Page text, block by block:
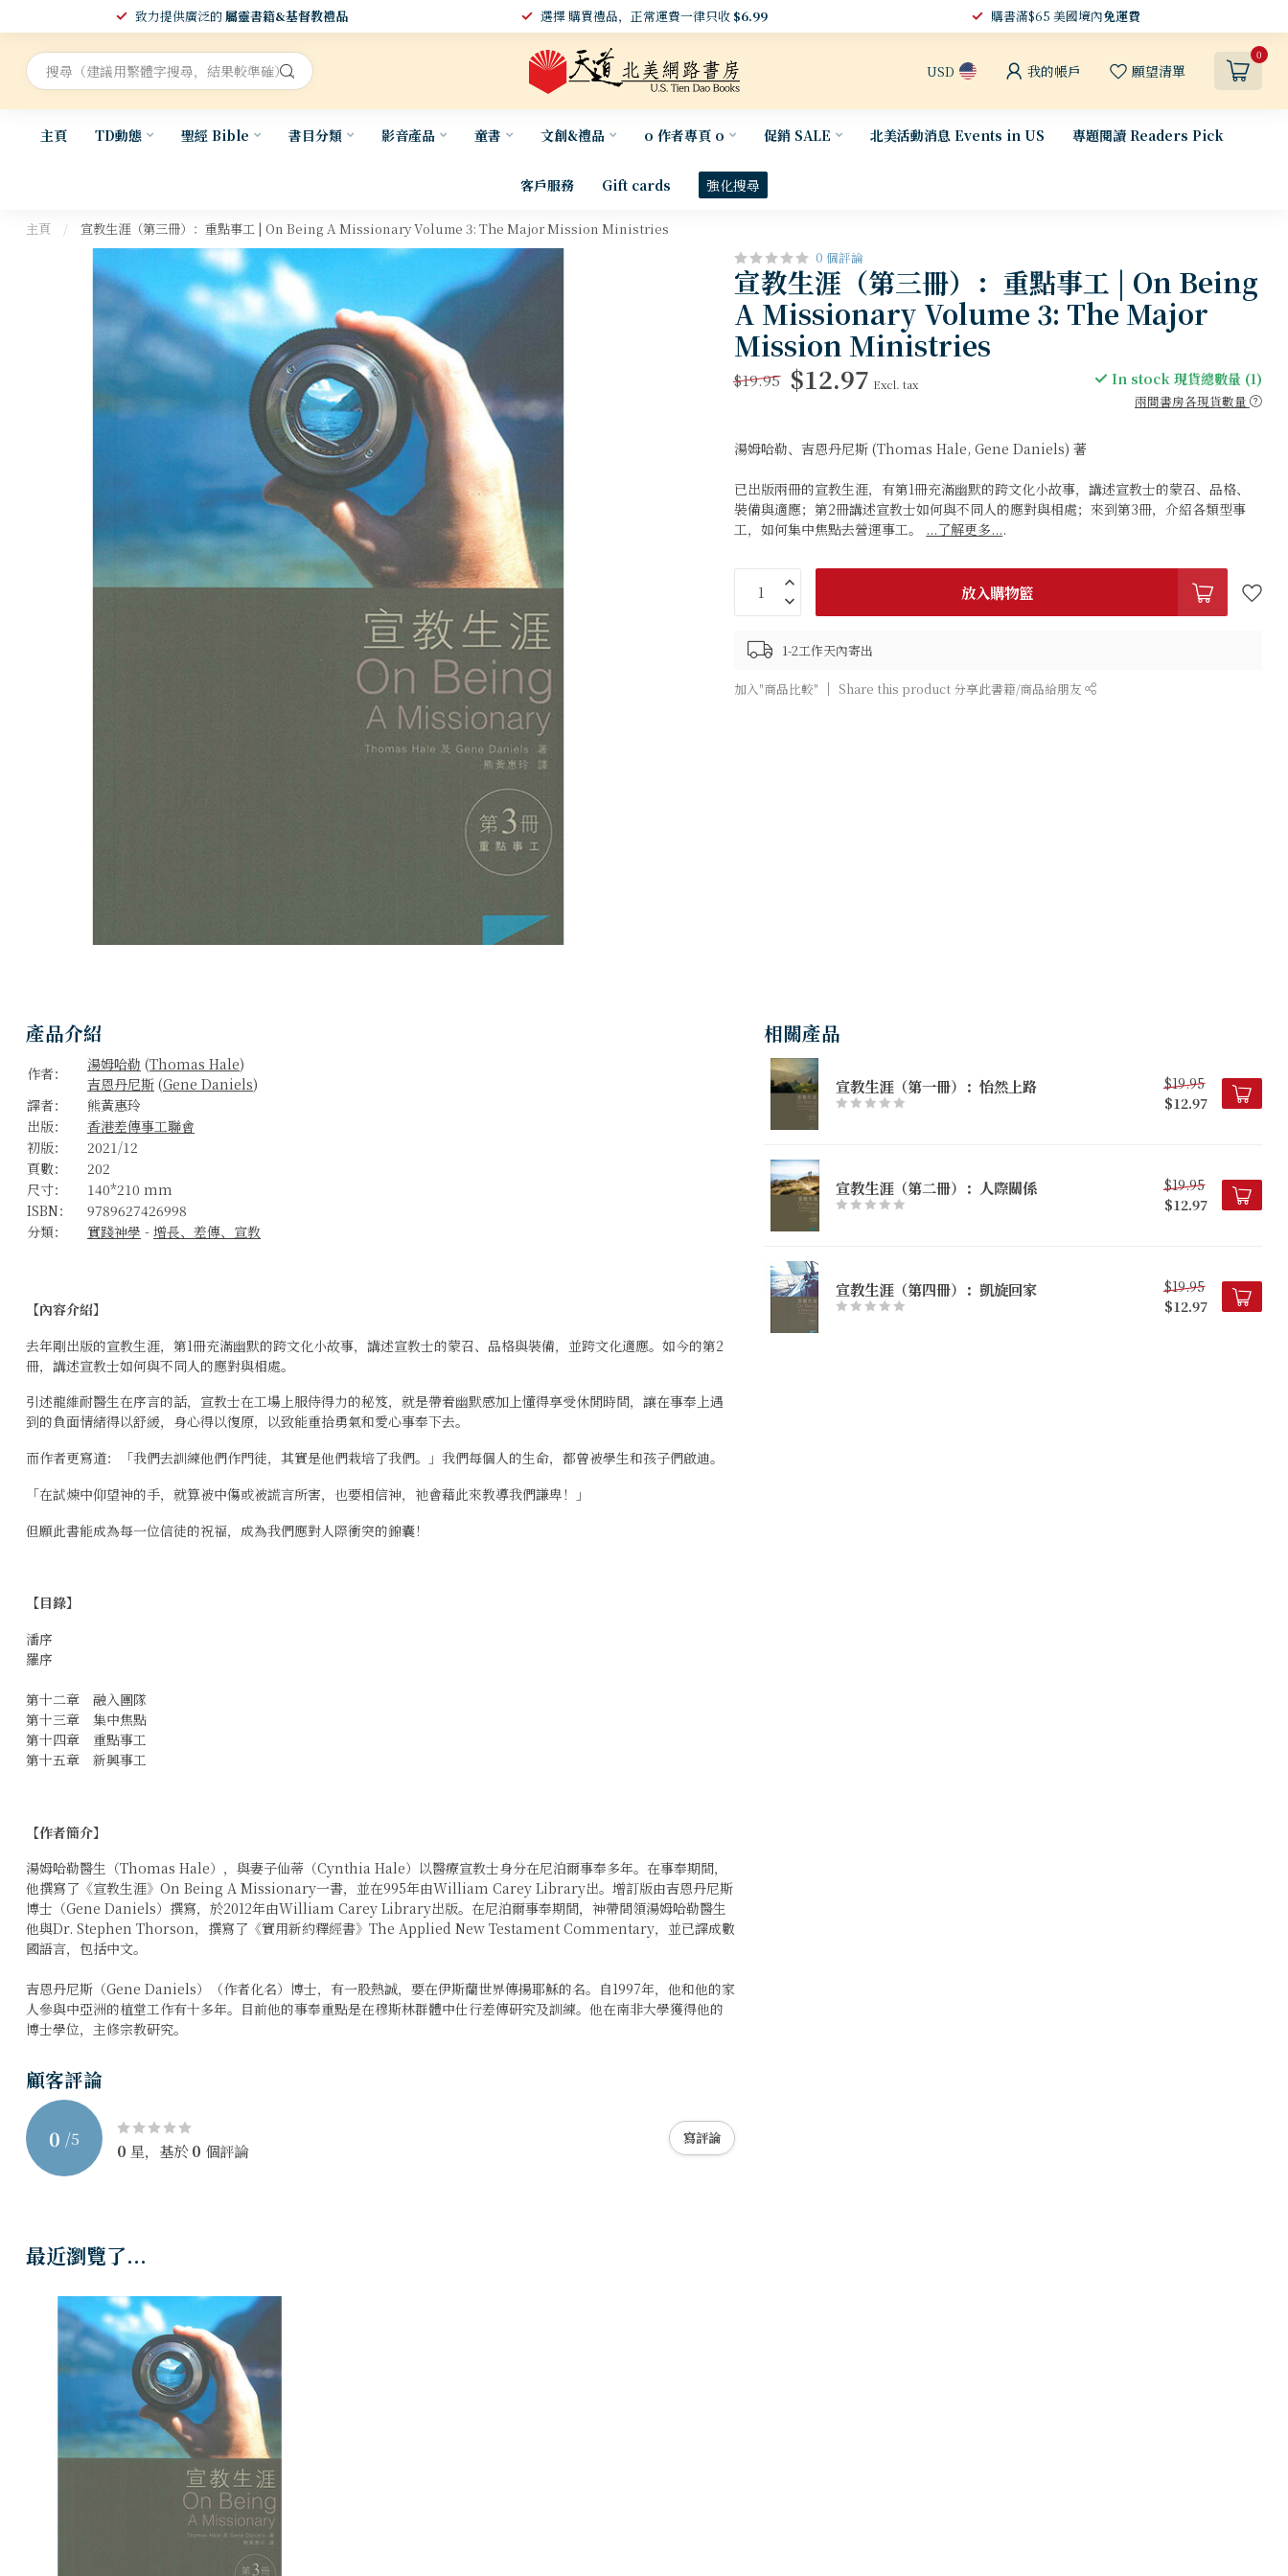
致力提供廣泛的屬靈書籍&基督教禮品 選擇 購買禮品，正常運費一律只收 $6.99 購書滿$65 美國境內免運費
USD 我的帳戶 願望清單
0
主頁 TD動態 聖經 Bible 書目分類 影音產品 童書 文創&禮品 o 作者專頁 o 促銷 SALE 北美活動消息 Events in US 專題閱讀 Readers Pick
客戶服務 Gift cards 強化搜尋
主頁 /
宣教生涯（第三冊）：重點事工 | On Being A Missionary Volume 3: The Major Mission Ministries
0 個評論
宣教生涯（第三冊）：重點事工 | On Being
A Missionary Volume 3: The Major
Mission Ministries
$19.95 $12.97 Excl. tax In stock 現貨總數量 (1)
兩間書房各現貨數量
湯姆哈勒、吉恩丹尼斯 (Thomas Hale, Gene Daniels) 著
已出版兩冊的宣教生涯，有第1冊充滿幽默的跨文化小故事，講述宣教士的蒙召、品格、
裝備與適應；第2冊講述宣教士如何與不同人的應對與相處；來到第3冊，介紹各類型事
工，如何集中焦點去營運事工。 ...了解更多....
放入購物籃
1-2工作天內寄出
加入"商品比較" Share this product 分享此書籍/商品給朋友
產品介紹
作者： 湯姆哈勒 (Thomas Hale)
吉恩丹尼斯 (Gene Daniels)
譯者：
熊黃惠玲
出版：
香港差傳事工聯會
初版：
2021/12
頁數：
202
尺寸：
140*210 mm
ISBN：
9789627426998
分類：
實踐神學 - 增長、差傳、宣教
【內容介紹】
去年剛出版的宣教生涯，第1冊充滿幽默的跨文化小故事，講述宣教士的蒙召、品格與裝備，並跨文化適應。如今的第2
冊，講述宣教士如何與不同人的應對與相處。
引述龍維耐醫生在序言的話，宣教士在工場上服侍得力的秘笈，就是帶着幽默感加上懂得享受休閒時間，讓在事奉上遇
到的負面情緒得以舒緩，身心得以復原，以致能重拾勇氣和愛心事奉下去。
而作者更寫道：「我們去訓練他們作門徒，其實是他們栽培了我們。」我們每個人的生命，都曾被學生和孩子們啟迪。
「在試煉中仰望神的手，就算被中傷或被謊言所害，也要相信神，祂會藉此來教導我們謙卑！」
但願此書能成為每一位信徒的祝福，成為我們應對人際衝突的錦囊！
【目錄】
潘序
羅序
第十二章 融入團隊
第十三章 集中焦點
第十四章 重點事工
第十五章 新興事工
【作者簡介】
湯姆哈勒醫生（Thomas Hale），與妻子仙蒂（Cynthia Hale）以醫療宣教士身分在尼泊爾事奉多年。在事奉期間，
他撰寫了《宣教生涯》On Being A Missionary一書，並在995年由William Carey Library出。增訂版由吉恩丹尼斯
博士（Gene Daniels）撰寫，於2012年由William Carey Library出版。在尼泊爾事奉期間，神帶間領湯姆哈勒醫生
他與Dr. Stephen Thorson，撰寫了《實用新約釋經書》The Applied New Testament Commentary，並已譯成數
國語言，包括中文。
吉恩丹尼斯（Gene Daniels）（作者化名）博士，有一股熱誠，要在伊斯蘭世界傳揚耶穌的名。自1997年，他和他的家
人參與中亞洲的植堂工作有十多年。目前他的事奉重點是在穆斯林群體中仕行差傳研究及訓練。他在南非大學獲得他的
博士學位，主修宗教研究。
顧客評論
0 /5
0 星，基於0 個評論
寫評論
相關產品
宣教生涯（第一冊）：怡然上路
$19.95
$12.97
宣教生涯（第二冊）：人際關係
$19.95
$12.97
宣教生涯（第四冊）：凱旋回家
$19.95
$12.97
最近瀏覽了...